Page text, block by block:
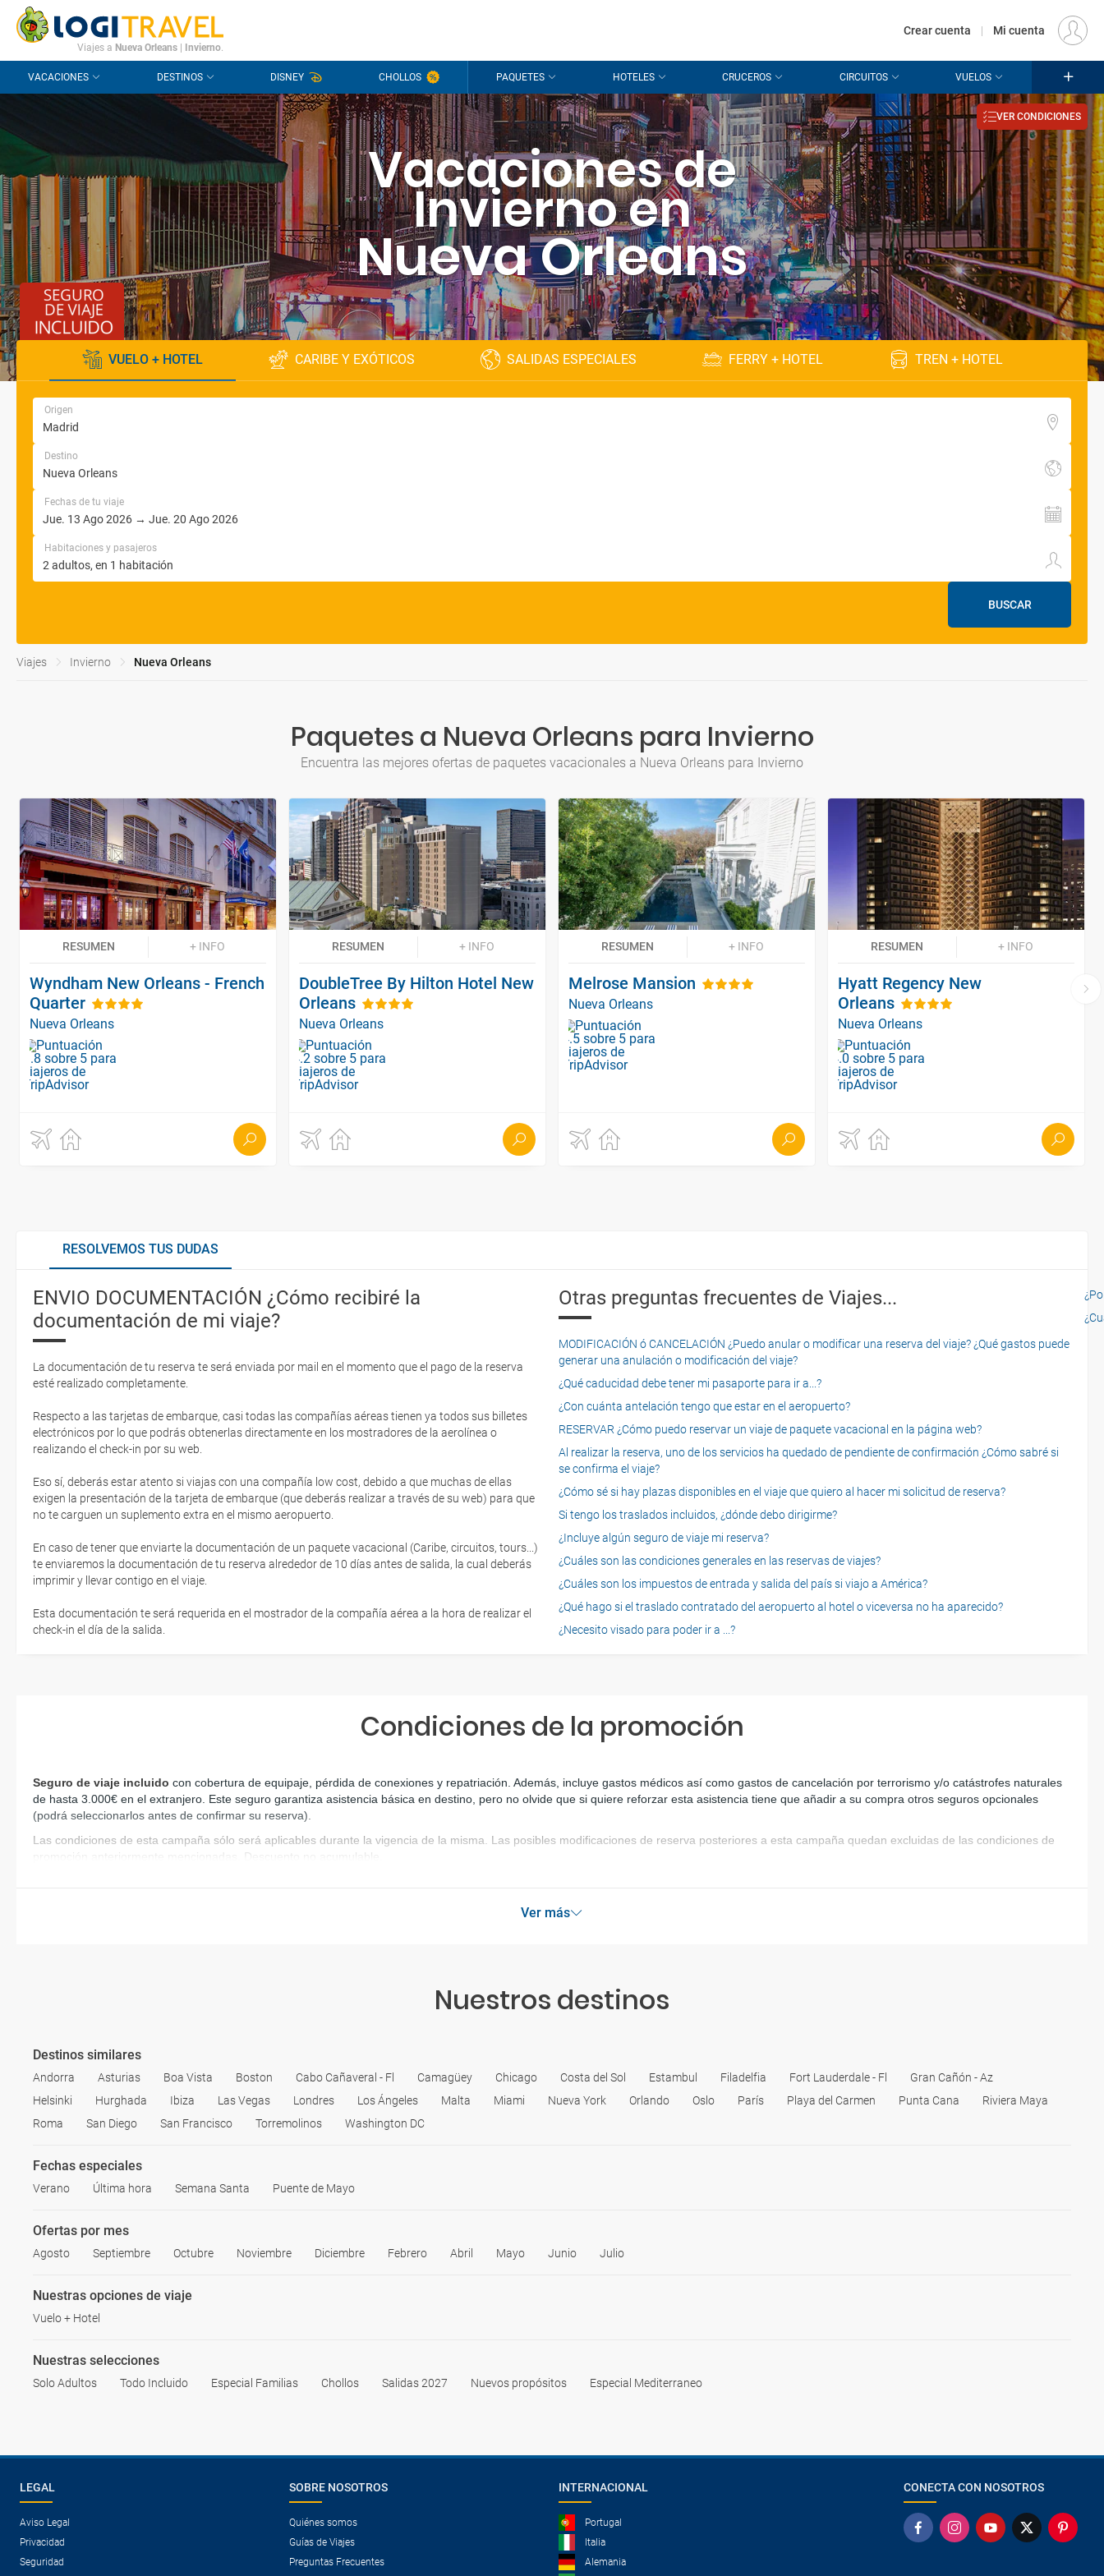
CONTACTO PREGUNTAS FRECUENTES EUR
Viajes a Nueva Orleans| Invierno.
Crear cuenta | Mi cuenta
VACACIONES DESTINOS DISNEY CHOLLOS PAQUETES HOTELES CRUCEROS CIRCUITOS VUELOS
Vacaciones de
Invierno en
Nueva Orleans
VER CONDICIONES
VUELO + HOTEL CARIBE Y EXÓTICOS SALIDAS ESPECIALES FERRY + HOTEL TREN + HOTEL
Origen
Destino
Fechas de tu viaje
Habitaciones y pasajeros
BUSCAR
Viajes Invierno Nueva Orleans
Paquetes a Nueva Orleans para Invierno
Encuentra las mejores ofertas de paquetes vacacionales a Nueva Orleans para Invierno
RESUMEN + INFO
Wyndham New Orleans - French
Quarter
Nueva Orleans
RESUMEN + INFO
DoubleTree By Hilton Hotel New
Orleans
Nueva Orleans
RESUMEN + INFO
Melrose Mansion
Nueva Orleans
RESUMEN + INFO
Hyatt Regency New
Orleans
Nueva Orleans
RESOLVEMOS TUS DUDAS
ENVIO DOCUMENTACIÓN ¿Cómo recibiré la
documentación de mi viaje?
La documentación de tu reserva te será enviada por mail en el momento que el pago de la reserva
esté realizado completamente.
Respecto a las tarjetas de embarque, casi todas las compañías aéreas tienen ya todos sus billetes
electrónicos por lo que podrás obtenerlas directamente en los mostradores de la aerolínea o
realizando el check-in por su web.
Eso sí, deberás estar atento si viajas con una compañía low cost, debido a que muchas de ellas
exigen la presentación de la tarjeta de embarque (que deberás realizar a través de su web) para que
no te carguen un suplemento extra en el mismo aeropuerto.
En caso de tener que enviarte la documentación de un paquete vacacional (Caribe, circuitos, tours...)
te enviaremos la documentación de tu reserva alrededor de 10 días antes de salida, la cual deberás
imprimir y llevar contigo en el viaje.
Esta documentación te será requerida en el mostrador de la compañía aérea a la hora de realizar el
check-in el día de la salida.
Otras preguntas frecuentes de Viajes...
MODIFICACIÓN ó CANCELACIÓN ¿Puedo anular o modificar una reserva del viaje? ¿Qué gastos puede
generar una anulación o modificación del viaje?
¿Qué caducidad debe tener mi pasaporte para ir a...?
¿Con cuánta antelación tengo que estar en el aeropuerto?
RESERVAR ¿Cómo puedo reservar un viaje de paquete vacacional en la página web?
Al realizar la reserva, uno de los servicios ha quedado de pendiente de confirmación ¿Cómo sabré si
se confirma el viaje?
¿Cómo sé si hay plazas disponibles en el viaje que quiero al hacer mi solicitud de reserva?
Si tengo los traslados incluidos, ¿dónde debo dirigirme?
¿Incluye algún seguro de viaje mi reserva?
¿Cuáles son las condiciones generales en las reservas de viajes?
¿Cuáles son los impuestos de entrada y salida del país si viajo a América?
¿Qué hago si el traslado contratado del aeropuerto al hotel o viceversa no ha aparecido?
¿Necesito visado para poder ir a ...?
Condiciones de la promoción
Seguro de viaje incluido con cobertura de equipaje, pérdida de conexiones y repatriación. Además, incluye gastos médicos así como gastos de cancelación por terrorismo y/o catástrofes naturales
de hasta 3.000€ en el extranjero. Este seguro garantiza asistencia básica en destino, pero no olvide que si quiere reforzar esta asistencia tiene que añadir a su compra otros seguros opcionales
(podrá seleccionarlos antes de confirmar su reserva)
Las condiciones de esta campaña sólo será aplicables durante la vigencia de la misma. Las posibles modificaciones de reserva posteriores a esta campaña quedan excluidas de las condiciones de
promoción anteriormente mencionadas. Descuento no acumulable.
Ver más
Nuestros destinos
Destinos similares
Andorra Asturias Boa Vista Boston Cabo Cañaveral - Fl Camagüey Chicago Costa del Sol Estambul Filadelfia Fort Lauderdale - Fl
Gran Cañón - Az
Helsinki
Hurghada Ibiza Las Vegas Londres Los Ángeles Malta Miami Nueva York Orlando Oslo París Playa del Carmen Punta Cana
Riviera Maya
Roma
San Diego San Francisco Torremolinos Washington DC
Fechas especiales
Verano Última hora Semana Santa Puente de Mayo
Ofertas por mes
Agosto Septiembre Octubre Noviembre Diciembre Febrero Abril Mayo Junio Julio
Nuestras opciones de viaje
Vuelo + Hotel
Nuestras selecciones
Solo Adultos Todo Incluido Especial Familias Chollos Salidas 2027 Nuevos propósitos Especial Mediterraneo
LEGAL
Aviso Legal
Privacidad
Seguridad
SOBRE NOSOTROS
Quiénes somos
Guías de Viajes
Preguntas Frecuentes
INTERNACIONAL
Portugal
Italia
Alemania
CONECTA CON NOSOTROS